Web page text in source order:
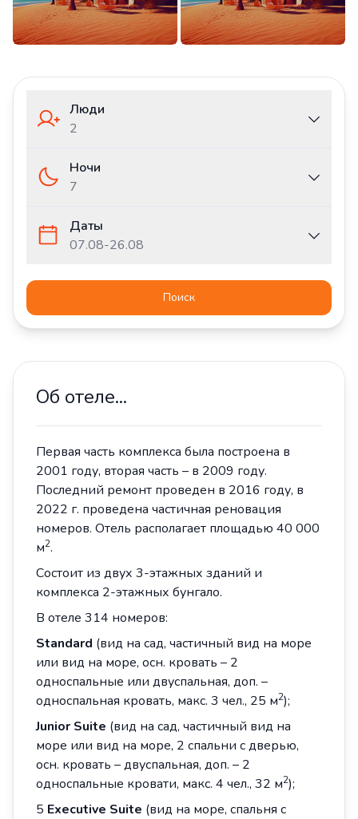
Люди
2
Ночи
7
Даты
07.08-26.08
Поиск
Об отеле...
Первая часть комплекса была построена в
2001 году, вторая часть – в 2009 году.
Последний ремонт проведен в 2016 году, в
2022 г. проведена частичная реновация
номеров. Отель располагает площадью 40 000
м2.
Состоит из двух 3-этажных зданий и
комплекса 2-этажных бунгало.
В отеле 314 номеров:
Standard (вид на сад, частичный вид на море
или вид на море, осн. кровать – 2
односпальные или двуспальная, доп. –
односпальная кровать, макс. 3 чел., 25 м2);
Junior Suite (вид на сад, частичный вид на
море или вид на море, 2 спальни с дверью,
осн. кровать – двуспальная, доп. – 2
односпальные кровати, макс. 4 чел., 32 м2);
5 Executive Suite (вид на море, спальня с